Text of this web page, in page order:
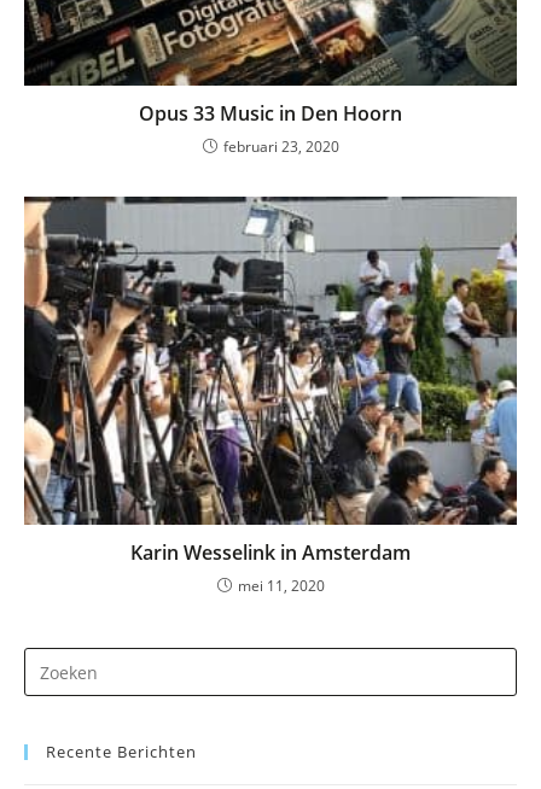
Opus 33 Music in Den Hoorn
februari 23, 2020
Karin Wesselink in Amsterdam
mei 11, 2020
op
Recente Berichten